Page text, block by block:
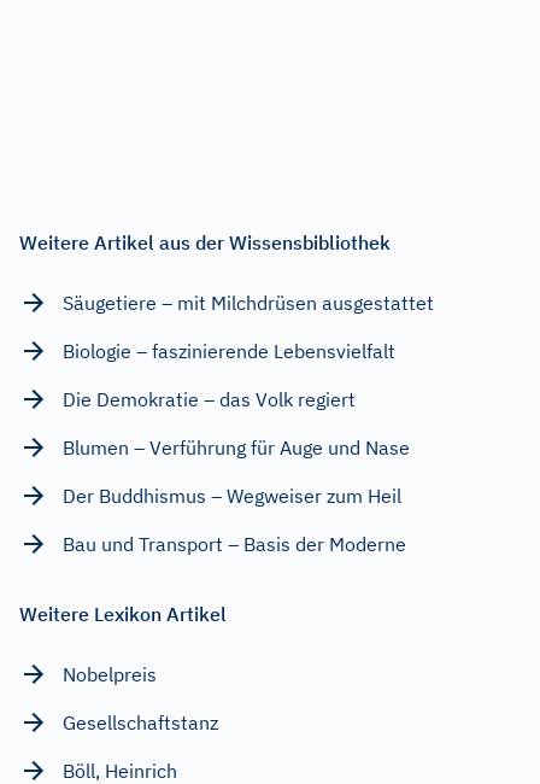
Weitere Artikel aus der Wissensbibliothek
Säugetiere – mit Milchdrüsen ausgestattet
Biologie – faszinierende Lebensvielfalt
Die Demokratie – das Volk regiert
Blumen – Verführung für Auge und Nase
Der Buddhismus – Wegweiser zum Heil
Bau und Transport – Basis der Moderne
Weitere Lexikon Artikel
Nobelpreis
Gesellschaftstanz
Böll, Heinrich